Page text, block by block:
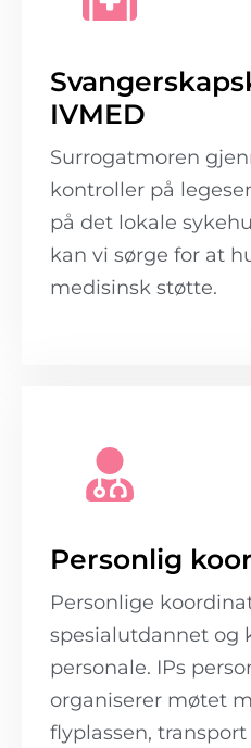
IVMED
Surrogatmoren
kontroller på
på det lokale
kan vi sørge for at
medisinsk støtte.
Personlig
Personlige
spesialutdannet og
personale. IPs
organiserer møtet
flyplassen,